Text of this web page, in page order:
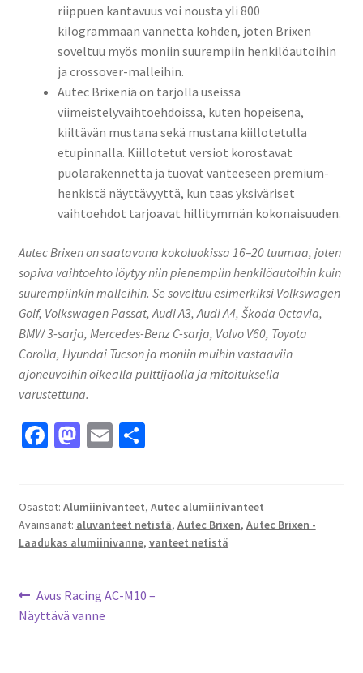
riippuen kantavuus voi nousta yli 800
kilogrammaan vannetta kohden, joten Brixen
soveltuu myös moniin suurempiin henkilöautoihin
ja crossover-malleihin.
Autec Brixeniä on tarjolla useissa
viimeistelyvaihtoehdoissa, kuten hopeisena,
kiiltävän mustana sekä mustana kiillotetulla
etupinnalla. Kiillotetut versiot korostavat
puolarakennetta ja tuovat vanteeseen premium-
henkistä näyttävyyttä, kun taas yksiväriset
vaihtoehdot tarjoavat hillitymmän kokonaisuuden.
Autec Brixen on saatavana kokoluokissa 16–20 tuumaa, joten
sopiva vaihtoehto löytyy niin pienempiin henkilöautoihin kuin
suurempiinkin malleihin. Se soveltuu esimerkiksi Volkswagen
Golf, Volkswagen Passat, Audi A3, Audi A4, Škoda Octavia,
BMW 3-sarja, Mercedes-Benz C-sarja, Volvo V60, Toyota
Corolla, Hyundai Tucson ja moniin muihin vastaaviin
ajoneuvoihin oikealla pulttijaolla ja mitoituksella
varustettuna.
Fa
o
o
M
d
o
E
l
S
e
Osastot: Alumiinivanteet, Autec alumiinivanteet
Avainsanat: aluvanteet netistä, Autec Brixen, Autec Brixen -
Laadukas alumiinivanne, vanteet netistä
Artikkelien
selaus
Edellinen
artikkeli
Avus Racing AC-M10 –
Näyttävä vanne